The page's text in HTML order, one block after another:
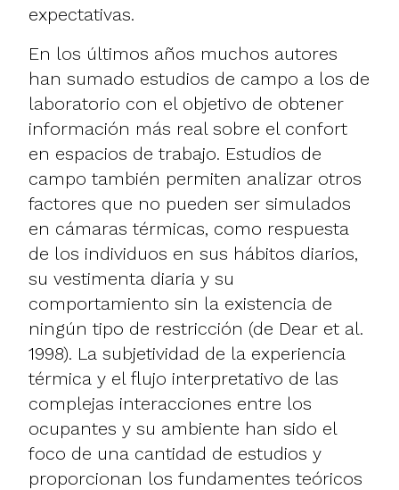
expectativas.
En los últimos años muchos autores
han sumado estudios de campo a los de
laboratorio con el objetivo de obtener
información más real sobre el confort
en espacios de trabajo. Estudios de
campo también permiten analizar otros
factores que no pueden ser simulados
en cámaras térmicas, como respuesta
de los individuos en sus hábitos diarios,
su vestimenta diaria y su
comportamiento sin la existencia de
ningún tipo de restricción (de Dear et al.
1998). La subjetividad de la experiencia
térmica y el flujo interpretativo de las
complejas interacciones entre los
ocupantes y su ambiente han sido el
foco de una cantidad de estudios y
proporcionan los fundamentes teóricos